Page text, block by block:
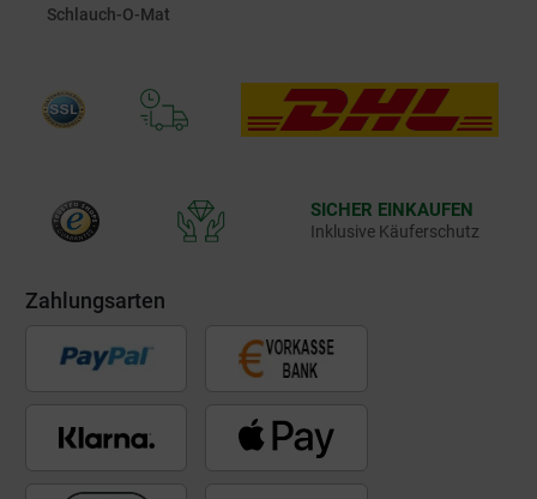
Schlauch-O-Mat
SICHER EINKAUFEN
Inklusive Käuferschutz
Zahlungsarten